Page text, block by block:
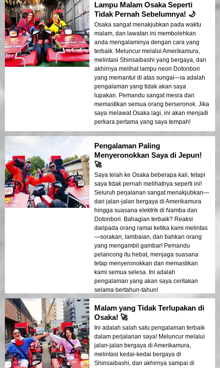
Lampu Malam Osaka Seperti
Tidak Pernah Sebelumnya! 🌙
Osaka sangat menakjubkan pada waktu
malam, dan lawatan ini membolehkan
anda mengalaminya dengan cara yang
terbaik. Meluncur melalui Amerikamura,
melintasi Shinsaibashi yang bergaya, dan
akhirnya melihat lampu neon Dotonbori
yang memantul di atas sungai—ia adalah
pengalaman yang tidak akan saya
lupakan. Pemandu sangat mesra dan
memastikan semua orang berseronok. Jika
saya melawat Osaka lagi, ini akan menjadi
perkara pertama yang saya tempah!
Pengalaman Paling
Menyeronokkan Saya di Jepun!
🚀
Saya telah ke Osaka beberapa kali, tetapi
saya tidak pernah melihatnya seperti ini!
Seluruh perjalanan sangat menakjubkan—
dari jalan-jalan bergaya di Amerikamura
hingga suasana elektrik di Namba dan
Dotonbori. Bahagian terbaik? Reaksi
daripada orang ramai ketika kami melintas
—sorakan, lambaian, dan bahkan orang
yang mengambil gambar! Pemandu
pelancong itu hebat, menjaga suasana
tetap menyeronokkan dan memastikan
kami semua selesa. Ini adalah
pengalaman yang akan saya ceritakan
selama bertahun-tahun!
Malam yang Tidak Terlupakan di
Osaka! 🚀
Ini adalah salah satu pengalaman terbaik
dalam perjalanan saya! Meluncur melalui
jalan-jalan bergaya di Amerikamura,
melintasi kedai-kedai bergaya di
Shinsaibashi, dan akhirnya sampai di